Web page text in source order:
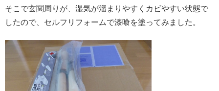
そこで玄関周りが、湿気が溜まりやすくカビやすい状態で
したので、セルフリフォームで漆喰を塗ってみました。